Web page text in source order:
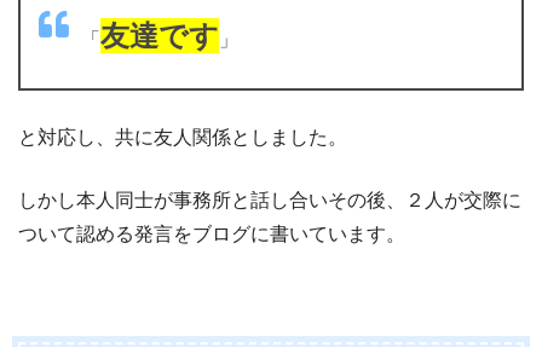
「友達です 」
と対応し、共に友人関係としました。
しかし本人同士が事務所と話し合いその後、２人が交際に
ついて認める発言をブログに書いています。